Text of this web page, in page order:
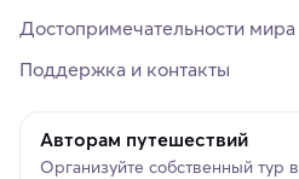
Достопримечательности мира
Поддержка и контакты
Авторам путешествий
Организуйте собственный тур